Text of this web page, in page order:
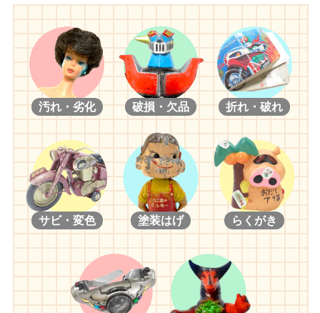
カネゴン
カネゴン 招福金色版
ウルトラの母
ウルトラマンキング
ウルトラマン80
ウルトラマン80 リニューアル
汚れ・劣化 破損・欠品 折れ・破れ
サビ・変色 塗装はげ らくがき